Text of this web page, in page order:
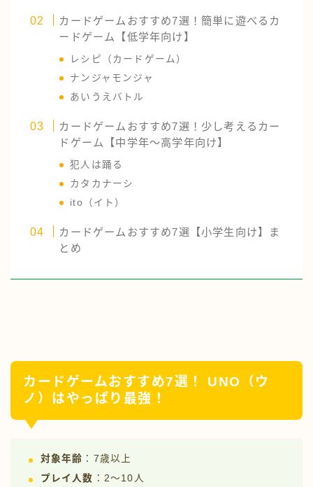
カードゲームおすすめ7選！簡単に遊べるカ
ードゲーム【低学年向け】
レシピ（カードゲーム）
ナンジャモンジャ
あいうえバトル
カードゲームおすすめ7選！少し考えるカー
ドゲーム【中学年〜高学年向け】
犯人は踊る
カタカナーシ
ito（イト）
カードゲームおすすめ7選【小学生向け】ま
とめ
カードゲームおすすめ7選！ UNO（ウ
ノ）はやっぱり最強！
対象年齢 ：7歳以上
プレイ人数 ：2〜10人